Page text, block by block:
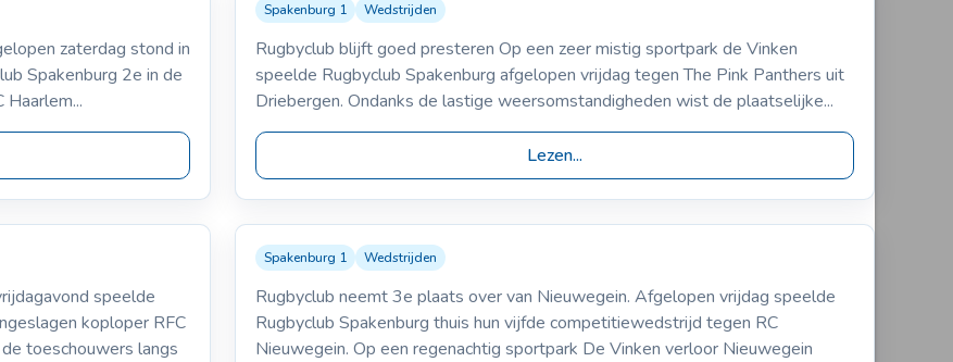
zaterdag stond in
Spakenburg 2e in de
09-12-2004
Spakenburg 1 VS The Pink Panters
26-5
Spakenburg 1 Wedstrijden
Rugbyclub blijft goed presteren Op een zeer mistig sportpark de Vinken
speelde Rugbyclub Spakenburg afgelopen vrijdag tegen The Pink Panthers uit
Driebergen. Ondanks de lastige weersomstandigheden wist de plaatselijke...
Lezen...
speelde
koploper RFC
toeschouwers langs
02-11-2004
Spakenburg 1 VS RC Nieuwegein
45-0
Spakenburg 1 Wedstrijden
Rugbyclub neemt 3e plaats over van Nieuwegein. Afgelopen vrijdag speelde
Rugbyclub Spakenburg thuis hun vijfde competitiewedstrijd tegen RC
Nieuwegein. Op een regenachtig sportpark De Vinken verloor Nieuwegein